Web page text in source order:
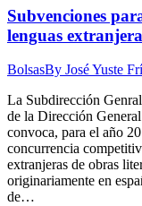
Subvenciones
lenguas
BolsasBy José Yuste
La Subdirección
de la Dirección
convoca, para el año
concurrencia
extranjeras de obras
originariamente en
de…